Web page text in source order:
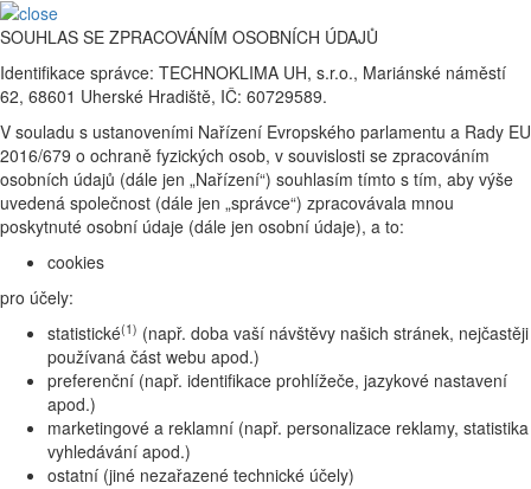
SOUHLAS SE ZPRACOVÁNÍM OSOBNÍCH ÚDAJŮ
Identifikace správce: TECHNOKLIMA UH, s.r.o., Mariánské náměstí
62, 68601 Uherské Hradiště, IČ: 60729589.
V souladu s ustanoveními Nařízení Evropského parlamentu a Rady EU
2016/679 o ochraně fyzických osob, v souvislosti se zpracováním
osobních údajů (dále jen „Nařízení“) souhlasím tímto s tím, aby výše
uvedená společnost (dále jen „správce“) zpracovávala mnou
poskytnuté osobní údaje (dále jen osobní údaje), a to:
cookies
pro účely:
statistické(1) (např. doba vaší návštěvy našich stránek, nejčastěji
používaná část webu apod.)
preferenční (např. identifikace prohlížeče, jazykové nastavení
apod.)
marketingové a reklamní (např. personalizace reklamy, statistika
vyhledávání apod.)
ostatní (jiné nezařazené technické účely)